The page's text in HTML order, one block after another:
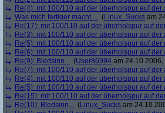
Re(4): mit 100/110 auf der überholspur auf
Was mich fertiger macht.... (Linux_Sucks am
Re(17): mit 100/110 auf der überholspur auf
Re(3): mit 100/110 auf der überholspur auf
Re(5): mit 100/110 auf der überholspur auf
Re(6): mit 100/110 auf der überholspur auf
Re(9): Bledsinn... (User86994 am 24.10.2006,
Re(7): mit 100/110 auf der überholspur auf
Re(4): mit 100/110 auf der überholspur auf
Re(5): mit 100/110 auf der überholspur auf
Re(15): mit 100/110 auf der überholspur auf
Re(10): Bledsinn... (Linux_Sucks am